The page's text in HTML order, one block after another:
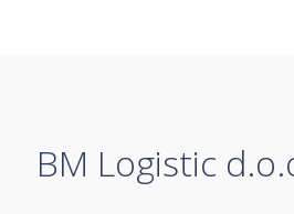
BM Logistic